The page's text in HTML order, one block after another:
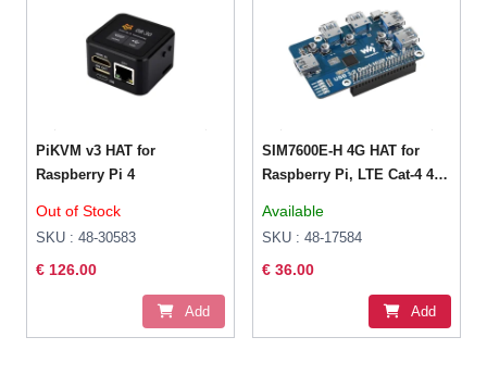
PiKVM v3 HAT for
Raspberry Pi 4
Out of Stock
SKU : 48-30583
€ 126.00
Add
SIM7600E-H 4G HAT for
Raspberry Pi, LTE Cat-4 4G
West Asia, Africa
Available
SKU : 48-17584
€ 36.00
Add